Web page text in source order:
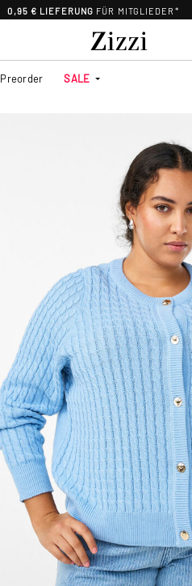
0,95 € LIEFERUNG FÜR MITGLIEDER*
Preorder SALE